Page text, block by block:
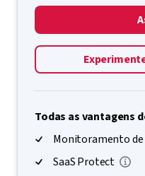
Todas as vantagens
Monitoramento de
SaaS Protect